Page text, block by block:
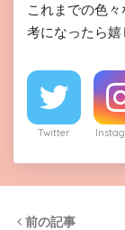
これまでの色
考になったら嬉
Twitter
前の記事